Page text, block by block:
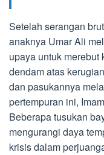
Setelah serangan
anaknya Umar Ali
upaya untuk
dendam atas
dan pasukannya
pertempuran ini,
Beberapa tusukan
mengurangi daya
krisis dalam